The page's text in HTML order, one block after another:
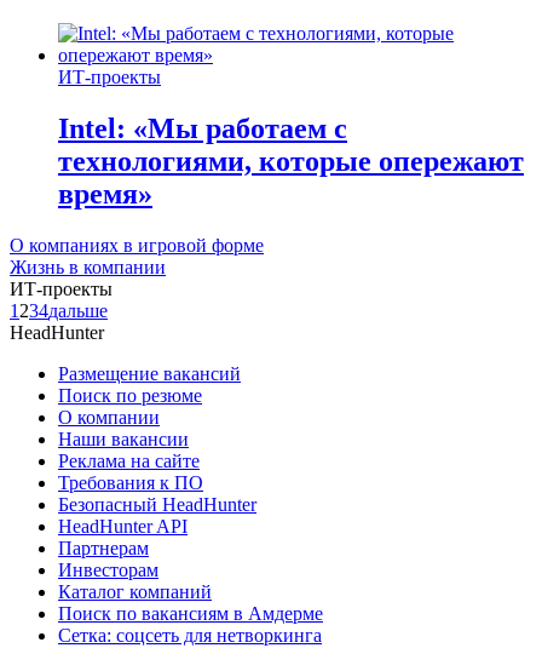
ИТ-проекты
Intel: «Мы работаем с
технологиями, которые опережают
время»
О компаниях в игровой форме
Жизнь в компании
ИТ-проекты
1 234дальше
HeadHunter
Размещение вакансий
Поиск по резюме
О компании
Наши вакансии
Реклама на сайте
Требования к ПО
Безопасный HeadHunter
HeadHunter API
Партнерам
Инвесторам
Каталог компаний
Поиск по вакансиям в Амдерме
Сетка: соцсеть для нетворкинга